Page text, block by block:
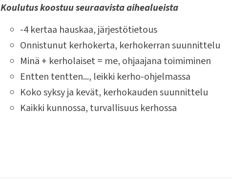
Koulutus koostuu seuraavista aihealueista
-4 kertaa hauskaa, järjestötietous
Onnistunut kerhokerta, kerhokerran suunnittelu
Minä + kerholaiset = me, ohjaajana toimiminen
Entten tentten..., leikki kerho-ohjelmassa
Koko syksy ja kevät, kerhokauden suunnittelu
Kaikki kunnossa, turvallisuus kerhossa